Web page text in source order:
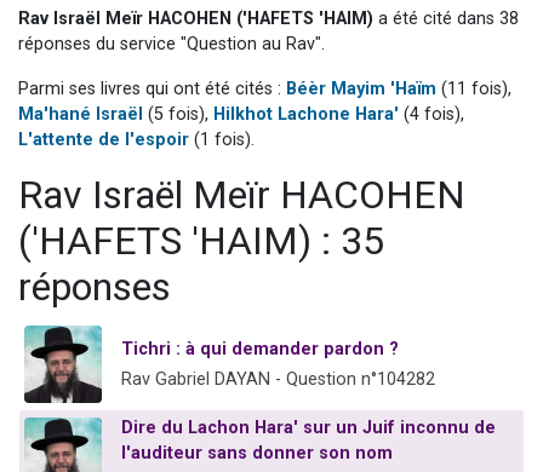
2 personnes viennent de nous rejoindre sur WhatsApp
Il reste 49 places pour étudier en groupe sur Zoom
12 nouvelles musiques dans Torah-Box Music
Rav Israël Meïr HACOHEN ('HAFETS 'HAIM) a été cité dans 38
réponses du service "Question au Rav".
Parmi ses livres qui ont été cités : Béèr Mayim 'Haïm (11 fois),
Ma'hané Israël (5 fois), Hilkhot Lachone Hara' (4 fois),
L'attente de l'espoir (1 fois).
Rav Israël Meïr HACOHEN
('HAFETS 'HAIM) : 35
réponses
Tichri : à qui demander pardon ?
Rav Gabriel DAYAN - Question n°104282
Dire du Lachon Hara' sur un Juif inconnu de
l'auditeur sans donner son nom